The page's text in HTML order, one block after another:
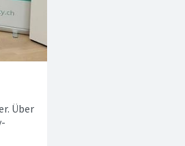
Über